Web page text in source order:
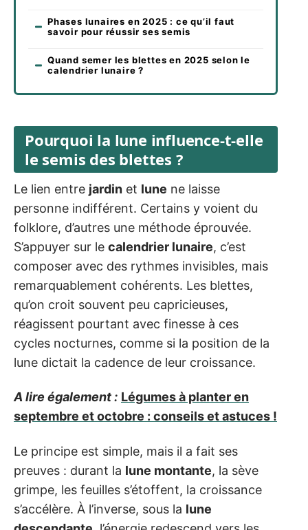
Phases lunaires en 2025 : ce qu’il faut
savoir pour réussir ses semis
Quand semer les blettes en 2025 selon le
calendrier lunaire ?
Pourquoi la lune influence-t-elle
le semis des blettes ?
Le lien entre jardin et lune ne laisse
personne indifférent. Certains y voient du
folklore, d’autres une méthode éprouvée.
S’appuyer sur le calendrier lunaire, c’est
composer avec des rythmes invisibles, mais
remarquablement cohérents. Les blettes,
qu’on croit souvent peu capricieuses,
réagissent pourtant avec finesse à ces
cycles nocturnes, comme si la position de la
lune dictait la cadence de leur croissance.
A lire également : Légumes à planter en
septembre et octobre : conseils et astuces !
Le principe est simple, mais il a fait ses
preuves : durant la lune montante, la sève
grimpe, les feuilles s’étoffent, la croissance
s’accélère. À l’inverse, sous la lune